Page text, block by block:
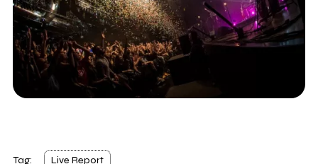
Tag: Live Report